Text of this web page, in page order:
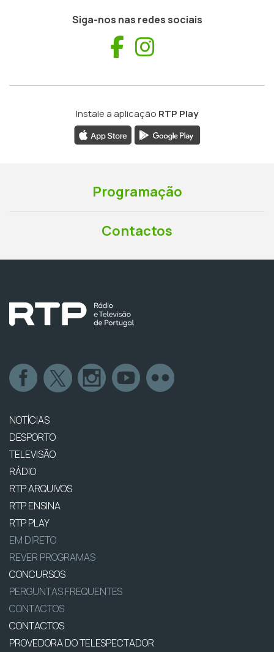
Siga-nos nas redes sociais
Facebook
Instale a aplicação RTP Play
Programação
Contactos
NOTÍCIAS
DESPORTO
TELEVISÃO
RÁDIO
RTP ARQUIVOS
RTP ENSINA
RTP PLAY
EM DIRETO
REVER PROGRAMAS
CONCURSOS
PERGUNTAS FREQUENTES
CONTACTOS
CONTACTOS
PROVEDORA DO TELESPECTADOR